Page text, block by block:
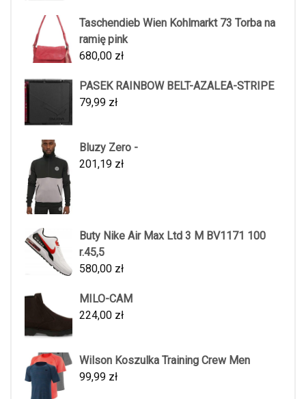
Taschendieb Wien Kohlmarkt 73 Torba na
ramię pink
680,00 zł
PASEK RAINBOW BELT-AZALEA-STRIPE
79,99 zł
Bluzy Zero -
201,19 zł
Buty Nike Air Max Ltd 3 M BV1171 100
r.45,5
580,00 zł
MILO-CAM
224,00 zł
Wilson Koszulka Training Crew Men
99,99 zł